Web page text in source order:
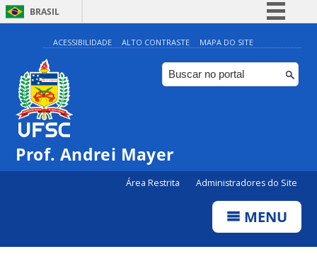
BRASIL
Simplifique!
Comunica BR
Participe
ACESSIBILIDADE ALTO CONTRASTE MAPA DO SITE
Prof. Andrei Mayer
Área Restrita Administradores do Site
MENU